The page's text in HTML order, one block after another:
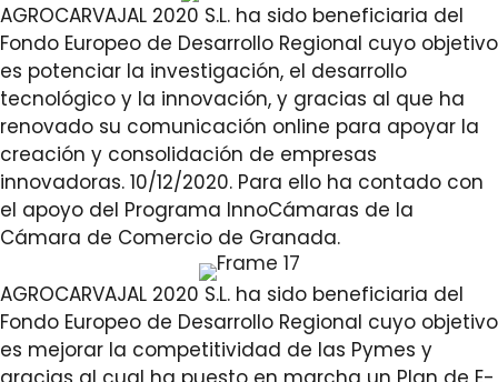
AGROCARVAJAL 2020 S.L. ha sido beneficiaria del
Fondo Europeo de Desarrollo Regional cuyo objetivo
es potenciar la investigación, el desarrollo
tecnológico y la innovación, y gracias al que ha
renovado su comunicación online para apoyar la
creación y consolidación de empresas
innovadoras. 10/12/2020. Para ello ha contado con
el apoyo del Programa InnoCámaras de la
Cámara de Comercio de Granada.
AGROCARVAJAL 2020 S.L. ha sido beneficiaria del
Fondo Europeo de Desarrollo Regional cuyo objetivo
es mejorar la competitividad de las Pymes y